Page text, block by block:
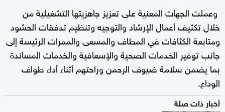
وعملت الجهات المعنية على تعزيز جاهزيتها التشغيلية من
خلال تكثيف أعمال الإرشاد والتوجيه وتنظيم تدفقات الحشود
ومتابعة الكثافات في المطاف والمسعى والممرات الرئيسة إلى
جانب توفير الخدمات الصحية والإسعافية والخدمات المساندة
بما يضمن سلامة ضيوف الرحمن وراحتهم أثناء أداء طواف
الوداع.
أخبار ذات صلة